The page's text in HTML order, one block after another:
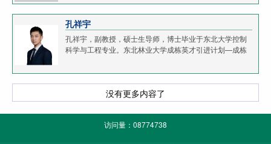
孔祥宇
孔祥宇，副教授，硕士生导师，博士毕业于东北大学控制
科学与工程专业。东北林业大学成栋英才引进计划—成栋
涉及安全状态估计、分布式融合估计、网络攻击设计...
没有更多内容了
访问量： 08774738